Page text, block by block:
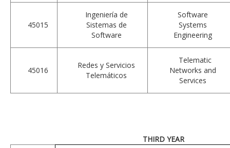
45015
Ingeniería de
Sistemas de
Software
Software
Systems
Engineering
45016
Redes y Servicios
Telemáticos
Telematic
Networks and
Services
THIRD YEAR